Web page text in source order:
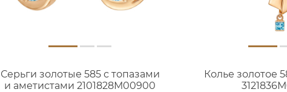
Серьги золотые 585 с топазами
и аметистами 2101828М00900
Колье золотое